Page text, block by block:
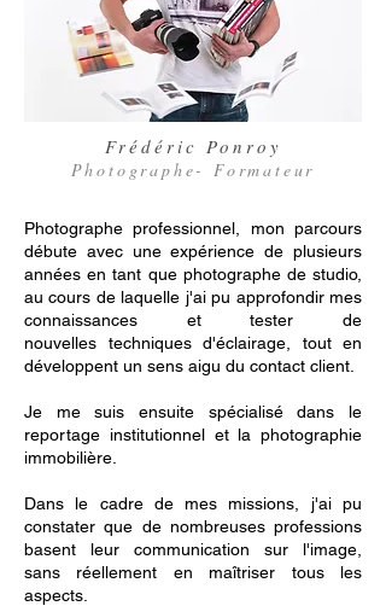
Frédéric Ponroy
Photographe- Formateur
Photographe professionnel, mon parcours
débute avec une expérience de plusieurs
années en tant que photographe de studio,
au cours de laquelle j'ai pu approfondir mes
connaissances et tester de
nouvelles techniques d'éclairage, tout en
développent un sens aigu du contact client.
Je me suis ensuite spécialisé dans le
reportage institutionnel et la photographie
immobilière.
Dans le cadre de mes missions, j'ai pu
constater que de nombreuses professions
basent leur communication sur l'image,
sans réellement en maîtriser tous les
aspects.